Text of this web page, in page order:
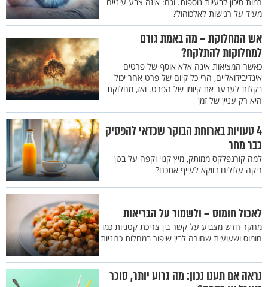
מעיד על רגישות לאלכוהול?
אש המחלוקת – מה באמת גורם
למחלוקות להתלקח?
כאשר המציאות אינה אלא אוסף של פרטים
אינדיבידואליים, הרי כל קיום של פרט אחר יכול
בקלות לערער את קיומו של הפרט. ואז, מחלוקת
היא רק עניין של זמן
4 טעויות בארוחת הבוקר שכדאי להפסיק
כבר מחר
למה קורנפלקס ממותק, מיץ קנוי וקפה על בטן
ריקה עלולים דווקא לעייף אתכם?
לאכול חומוס – ולשמור על הבריאות
מחקר חדש מצביע על קשר בין צריכת קטניות כמו
חומוס ושעועית שחורה לבין שיפור במחלות כרוניות
נראה אם תענו נכון: מה גרוע יותר, סוכר